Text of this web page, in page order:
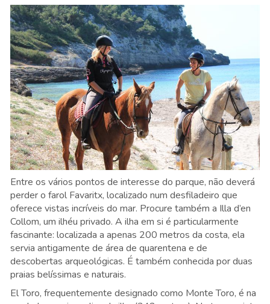
Entre os vários pontos de interesse do parque, não deverá
perder o farol Favaritx, localizado num desfiladeiro que
oferece vistas incríveis do mar. Procure também a Illa d’en
Collom, um ilhéu privado. A ilha em si é particularmente
fascinante: localizada a apenas 200 metros da costa, ela
servia antigamente de área de quarentena e de
descobertas arqueológicas. É também conhecida por duas
praias belíssimas e naturais.
El Toro, frequentemente designado como Monte Toro, é na